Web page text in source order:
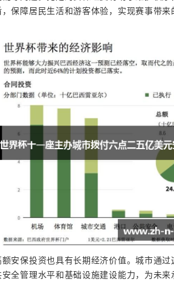
保障居民生活和游客体验，实现赛事带来
安保投资也具有长期经济价值。城市通
全管理水平和基础设施建设能力，为未